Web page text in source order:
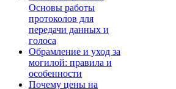
Основы работы
протоколов для
передачи данных и
голоса
Обрамление и уход за
могилой: правила и
особенности
Почему цены на